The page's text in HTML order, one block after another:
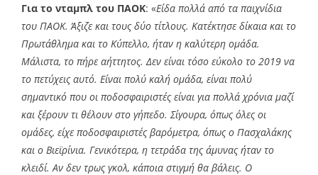
Για το νταμπλ του ΠΑΟΚ: «Είδα πολλά από τα παιχνίδια
του ΠΑΟΚ. Άξιζε και τους δύο τίτλους. Κατέκτησε δίκαια και το
Πρωτάθλημα και το Κύπελλο, ήταν η καλύτερη ομάδα.
Μάλιστα, το πήρε αήττητος. Δεν είναι τόσο εύκολο το 2019 να
το πετύχεις αυτό. Είναι πολύ καλή ομάδα, είναι πολύ
σημαντικό που οι ποδοσφαιριστές είναι για πολλά χρόνια μαζί
και ξέρουν τι θέλουν στο γήπεδο. Σίγουρα, όπως όλες οι
ομάδες, είχε ποδοσφαιριστές βαρόμετρα, όπως ο Πασχαλάκης
και ο Βιεϊρίνια. Γενικότερα, η τετράδα της άμυνας ήταν το
κλειδί. Αν δεν τρως γκολ, κάποια στιγμή θα βάλεις. Ο